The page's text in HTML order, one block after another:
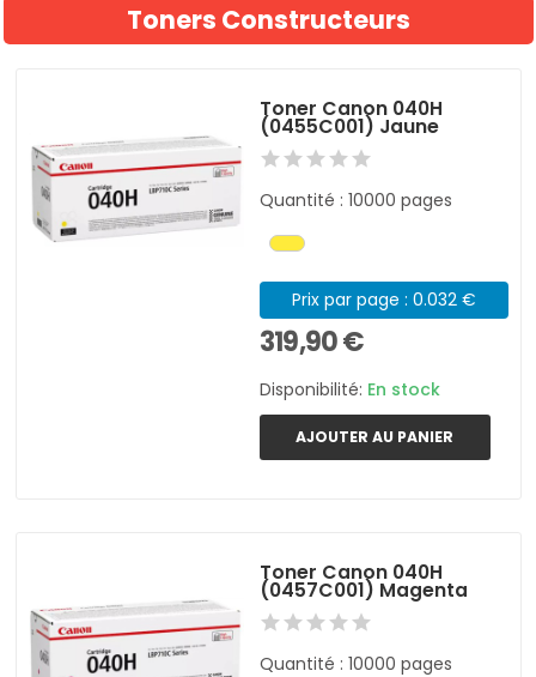
Toners Constructeurs
Toner Canon 040H
(0455C001) Jaune
Quantité : 10000 pages
Prix par page : 0.032 €
319,90 €
Disponibilité: En stock
AJOUTER AU PANIER
Toner Canon 040H
(0457C001) Magenta
Quantité : 10000 pages